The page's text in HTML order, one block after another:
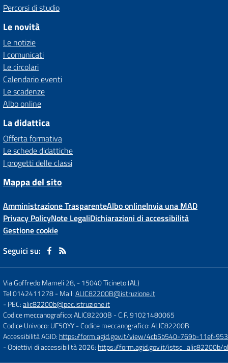
Percorsi di studio
Le novità
Le notizie
I comunicati
Le circolari
Calendario eventi
Le scadenze
Albo online
La didattica
Offerta formativa
Le schede didattiche
I progetti delle classi
Mappa del sito
Amministrazione TrasparenteAlbo onlineInvia una MAD
Privacy PolicyNote LegaliDichiarazioni di accessibilità
Gestione cookie
Seguici su:
Via Goffredo Mameli 28, -15040 Ticineto (AL)
Tel 0142411278- Mail:ALIC82200B@istruzione.it
- PEC:alic82200b@pec.istruzione.it
Codice meccanografico: ALIC82200B - C.F. 91021480065
Codice Univoco: UF5OYY- Codice meccanografico: ALIC82200B
Accessibilità AGID: https://form.agid.gov.it/view/4cb5b540-769b-11ef-
- Obiettivi di accessibilità 2026: https://form.agid.gov.it/